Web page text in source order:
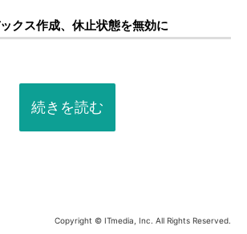
クス作成、休止状態を無効に
続きを読む
Copyright © ITmedia, Inc. All Rights Reserved.